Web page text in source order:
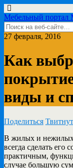
Мебельный портал
27 февраля, 2016
Как
виды и
Поделиться
В жилых и нежилых
всегда сделать
практичным,
случае большую